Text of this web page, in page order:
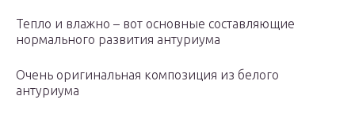
Тепло и влажно – вот основные составляющие
нормального развития антуриума
Очень оригинальная композиция из белого
антуриума